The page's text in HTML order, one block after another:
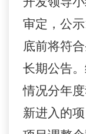
审定， 公示
底前将符
长期公告
情况分年
新进入的